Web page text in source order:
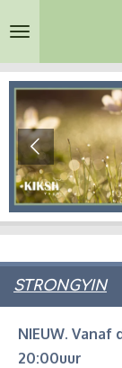
naar
de
hoofdinhoud
STRONGYIN
NIEUW.
20:00uur